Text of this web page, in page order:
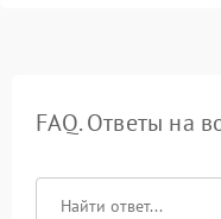
FAQ. Ответы на